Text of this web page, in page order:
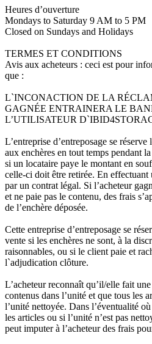
Heures d’ouverture
Mondays to Saturday 9 AM to 5 PM
Closed on Sundays and Holidays
TERMES ET CONDITIONS
Avis aux acheteurs : ceci est pour
que :
L`INCONACTION DE LA
GAGNÉE ENTRAINERA LE
L’UTILISATEUR
L’entreprise d’entreposage se
aux enchères en tout temps pendant
si un locataire paye le montant en
celle-ci doit être retirée. En effectuant
par un contrat légal. Si l’acheteur
et ne paie pas le contenu, des frais
de l’enchère déposée.
Cette entreprise d’entreposage se
vente si les enchères ne sont, à la
raisonnables, ou si le client paie et
l`adjudication clôture.
L’acheteur reconnaît qu’il/elle fait
contenus dans l’unité et que tous les
l’unité nettoyée. Dans l’éventualité
les articles ou si l’unité n’est pas
peut imputer à l’acheteur des frais